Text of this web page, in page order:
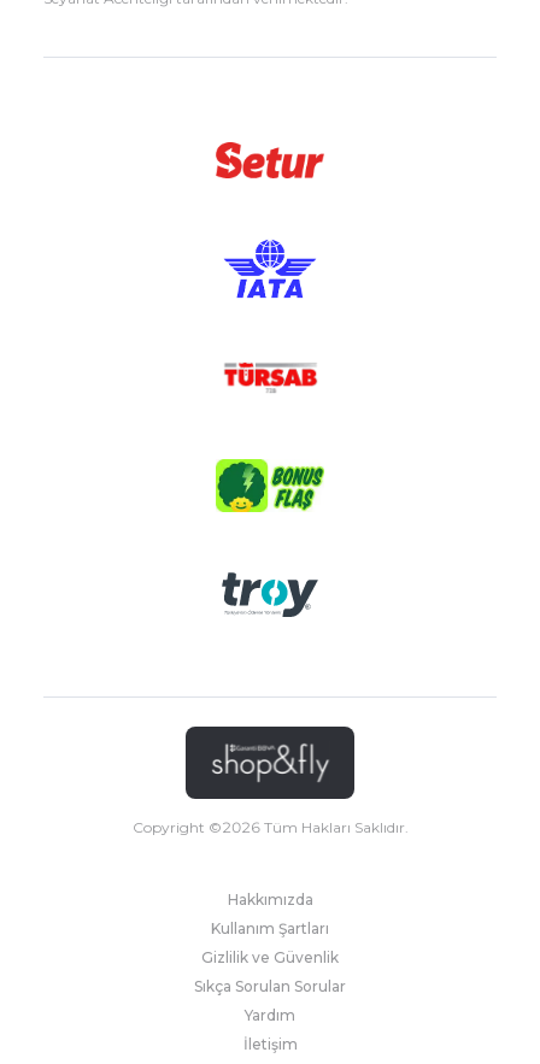
Copyright ©2026Tüm Hakları Saklıdır.
Hakkımızda
Kullanım Şartları
Gizlilik ve Güvenlik
Sıkça Sorulan Sorular
Yardım
İletişim